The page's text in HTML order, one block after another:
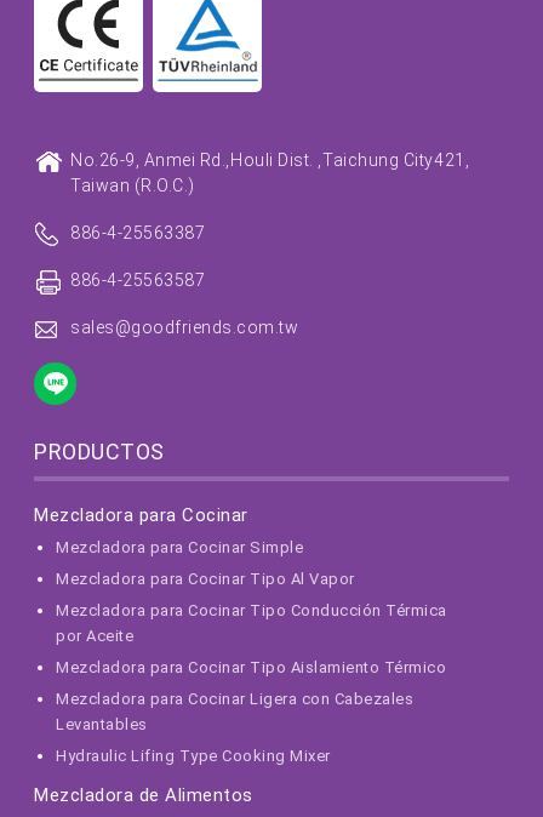
No.26-9, Anmei Rd.,Houli Dist. , Taichung City421,
Taiwan (R.O.C.)
886-4-25563387
886-4-25563587
sales@goodfriends.com.tw
PRODUCTOS
Mezcladora para Cocinar
Mezcladora para Cocinar Simple
Mezcladora para Cocinar Tipo Al Vapor
Mezcladora para Cocinar Tipo Conducción Térmica
por Aceite
Mezcladora para Cocinar Tipo Aislamiento Térmico
Mezcladora para Cocinar Ligera con Cabezales
Levantables
Hydraulic Lifing Type Cooking Mixer
Mezcladora de Alimentos